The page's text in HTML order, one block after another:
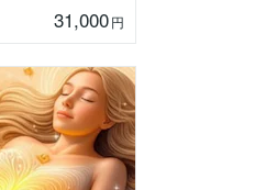
31,000円